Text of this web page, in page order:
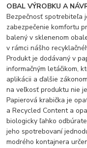
OBAL VÝROBKU A
Bezpečnosť spotrebiteľa
zabezpečenie komfortu
balený v sklenenom
v rámci nášho
Produkt je dodávaný v
informačným letáčikom,
aplikácii a ďalšie
na veľkosť produktu nie
Papierová krabička je
a Recycled Content a
biologicky ľahko
jeho spotrebovaní
modrého kontajnera